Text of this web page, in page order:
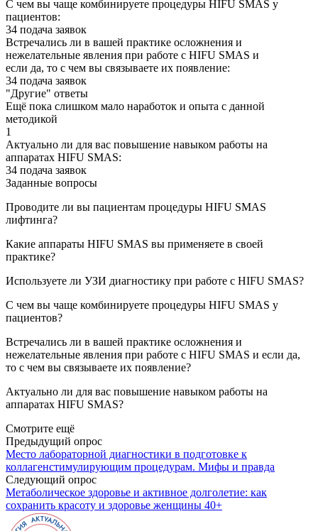
С чем вы чаще комбинируете процедуры HIFU SMAS у
пациентов:
34 подача заявок
Встречались ли в вашей практике осложнения и
нежелательные явления при работе с HIFU SMAS и
если да, то с чем вы связываете их появление:
34 подача заявок
"Другие" ответы
Ещё пока слишком мало наработок и опыта с данной
методикой
1
Актуально ли для вас повышение навыком работы на
аппаратах HIFU SMAS:
34 подача заявок
Заданные вопросы
Проводите ли вы пациентам процедуры HIFU SMAS
лифтинга?
Какие аппараты HIFU SMAS вы применяете в своей
практике?
Используете ли УЗИ диагностику при работе с HIFU SMAS?
С чем вы чаще комбинируете процедуры HIFU SMAS у
пациентов?
Встречались ли в вашей практике осложнения и
нежелательные явления при работе с HIFU SMAS и если да,
то с чем вы связываете их появление?
Актуально ли для вас повышение навыком работы на
аппаратах HIFU SMAS?
Смотрите ещё
Предыдущий опрос
Место лабораторной диагностики в подготовке к
коллагенстимулирующим процедурам. Мифы и правда
Следующий опрос
Метаболическое здоровье и активное долголетие: как
сохранить красоту и здоровье женщины 40+